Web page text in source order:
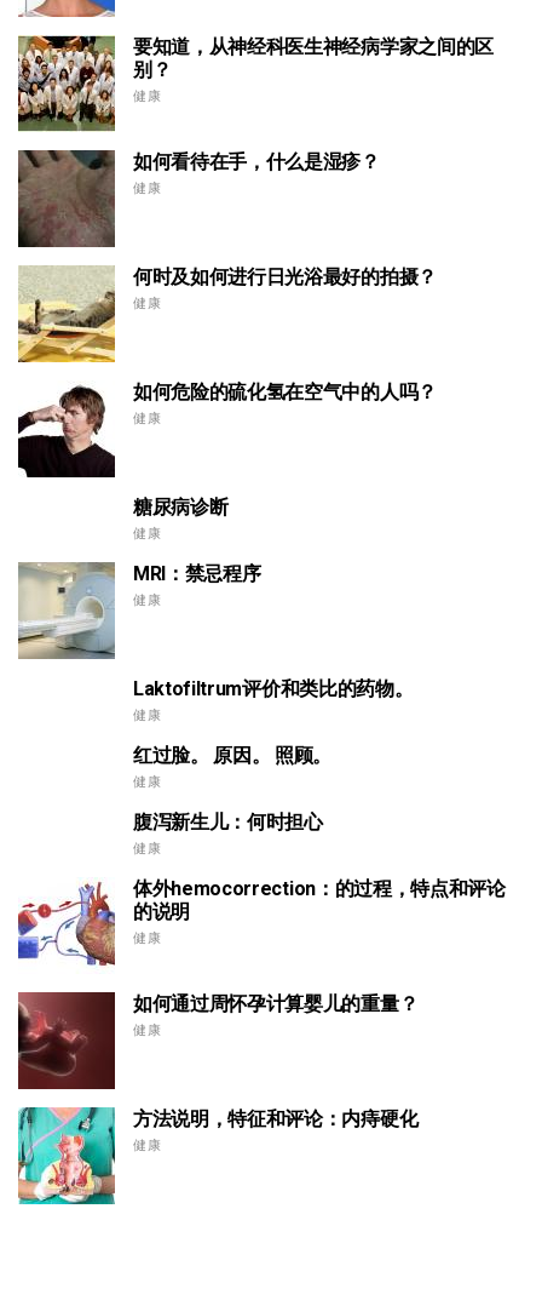
要知道，从神经科医生神经病学家之间的区
别？
健康
如何看待在手，什么是湿疹？
健康
何时及如何进行日光浴最好的拍摄？
健康
如何危险的硫化氢在空气中的人吗？
健康
糖尿病诊断
健康
MRI：禁忌程序
健康
Laktofiltrum评价和类比的药物。
健康
红过脸。 原因。 照顾。
健康
腹泻新生儿：何时担心
健康
体外hemocorrection：的过程，特点和评论
的说明
健康
如何通过周怀孕计算婴儿的重量？
健康
方法说明，特征和评论：内痔硬化
健康